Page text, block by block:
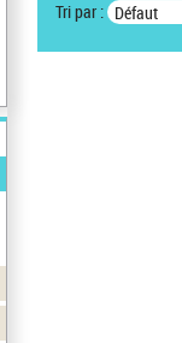
Tri par : Défaut